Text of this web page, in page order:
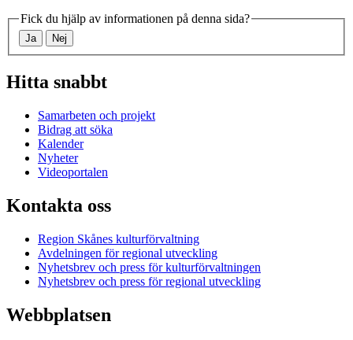
Fick du hjälp av informationen på denna sida?
Ja Nej
Hitta snabbt
Samarbeten och projekt
Bidrag att söka
Kalender
Nyheter
Videoportalen
Kontakta oss
Region Skånes kulturförvaltning
Avdelningen för regional utveckling
Nyhetsbrev och press för kulturförvaltningen
Nyhetsbrev och press för regional utveckling
Webbplatsen